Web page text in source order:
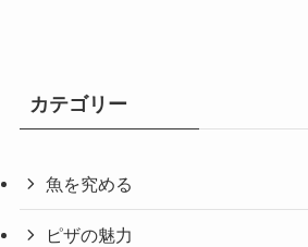
カテゴリー
魚を究める
ピザの魅力